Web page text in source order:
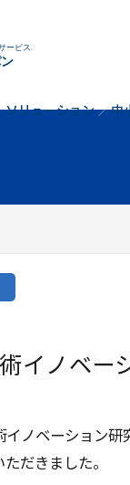
ービス
ソリューション 中
イノベ
ノベーション
だきました。